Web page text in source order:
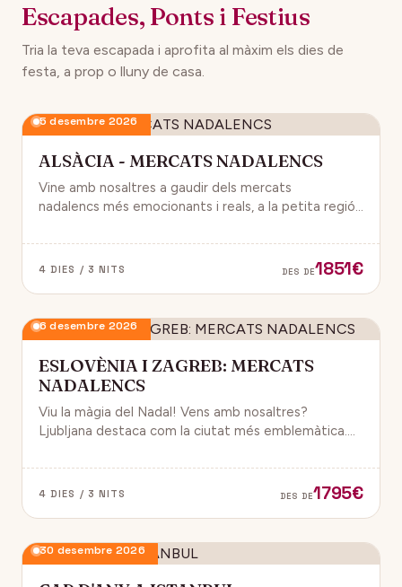
Escapades, Ponts i Festius
Tria la teva escapada i aprofita al màxim els dies de
festa, a prop o lluny de casa.
5 desembre 2026
ALSÀCIA - MERCATS NADALENCS
Vine amb nosaltres a gaudir dels mercats
nadalencs més emocionants i reals, a la petita regió
4 DIES / 3 NITS DES DE1851€
6 desembre 2026
ESLOVÈNIA I ZAGREB: MERCATS
NADALENCS
Viu la màgia del Nadal! Vens amb nosaltres?
Ljubljana destaca com la ciutat més emblemàtica.
destinacions nadalenques d’Europa.
4 DIES / 3 NITS DES DE1795€
30 desembre 2026